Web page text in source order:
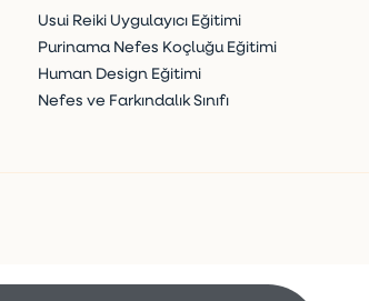
Usui Reiki Uygulayıcı Eğitimi
Purinama Nefes Koçluğu Eğitimi
Human Design Eğitimi
Nefes ve Farkındalık Sınıfı